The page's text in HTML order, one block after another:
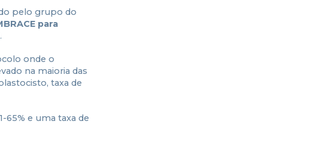
pelo grupo do
para
onde o
na maioria das
taxa de
65% e uma taxa de